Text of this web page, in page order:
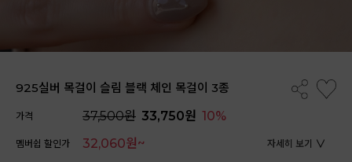
925실버 목걸이 슬림 블랙 체인 목걸이 3종
가격 37,500원 33,750원 10%
멤버쉽 할인가 32,060원~ 자세히 보기